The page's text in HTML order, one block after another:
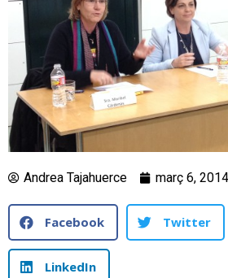
Andrea Tajahuerce març 6, 2014
Facebook Twitter
LinkedIn